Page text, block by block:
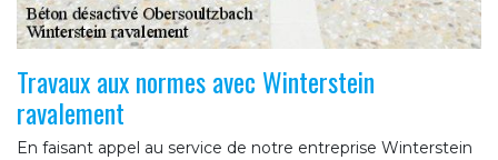
Travaux aux normes avec Winterstein
ravalement
En faisant appel au service de notre entreprise Winterstein